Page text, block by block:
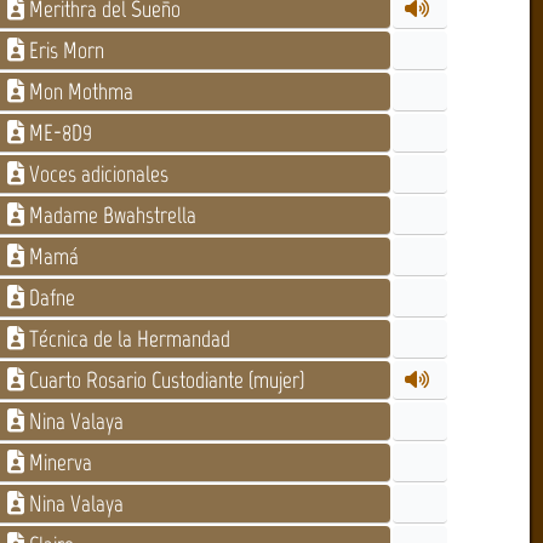
Merithra del Sueño
Eris Morn
Mon Mothma
ME-8D9
Voces adicionales
Madame Bwahstrella
Mamá
Dafne
Técnica de la Hermandad
Cuarto Rosario Custodiante (mujer)
Nina Valaya
Minerva
Nina Valaya